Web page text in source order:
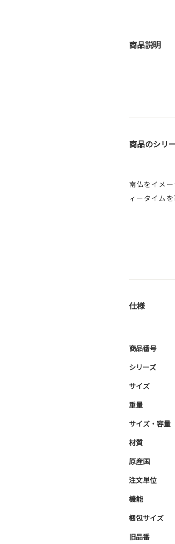
商品説明
商品のシリ
南仏をイメ
ィータイム
仕様
商品番号
シリーズ
サイズ
重量
サイズ・容量
材質
原産国
注文単位
機能
梱包サイズ
旧品番